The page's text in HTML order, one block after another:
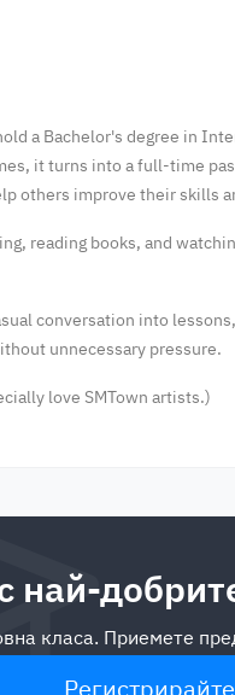
a Bachelor's degree in
it turns into a full-time
others improve their skills
reading books, and
conversation into
unnecessary pressure.
love SMTown artists.)
най-
класа. Приемете